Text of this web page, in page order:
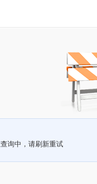
询中，请刷新重试